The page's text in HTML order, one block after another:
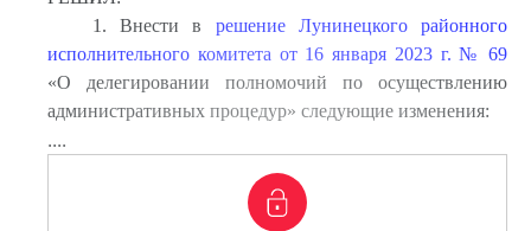
1. Внести в решение Лунинецкого районного
исполнительного комитета от 16 января 2023 г. № 69
«О делегировании полномочий по осуществлению
административных процедур» следующие изменения:
....